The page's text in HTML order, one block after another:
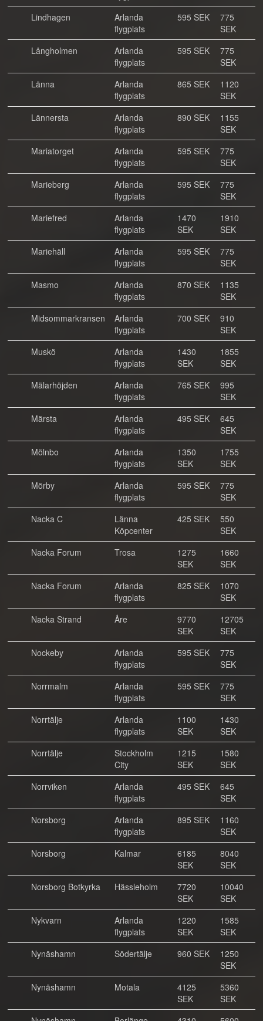
Lindhagen
Arlanda
flygplats
595 SEK
775
SEK
Långholmen
Arlanda
flygplats
595 SEK
775
SEK
Länna
Arlanda
flygplats
865 SEK
1120
SEK
Lännersta
Arlanda
flygplats
890 SEK
1155
SEK
Mariatorget
Arlanda
flygplats
595 SEK
775
SEK
Marieberg
Arlanda
flygplats
595 SEK
775
SEK
Mariefred
Arlanda
flygplats
1470
SEK
1910
SEK
Mariehäll
Arlanda
flygplats
595 SEK
775
SEK
Masmo
Arlanda
flygplats
870 SEK
1135
SEK
Midsommarkransen
Arlanda
flygplats
700 SEK
910
SEK
Muskö
Arlanda
flygplats
1430
SEK
1855
SEK
Mälarhöjden
Arlanda
flygplats
765 SEK
995
SEK
Märsta
Arlanda
flygplats
495 SEK
645
SEK
Mölnbo
Arlanda
flygplats
1350
SEK
1755
SEK
Mörby
Arlanda
flygplats
595 SEK
775
SEK
Nacka C
Länna
Köpcenter
425 SEK
550
SEK
Nacka Forum
Trosa
1275
SEK
1660
SEK
Nacka Forum
Arlanda
flygplats
825 SEK
1070
SEK
Nacka Strand
Åre
9770
SEK
12705
SEK
Nockeby
Arlanda
flygplats
595 SEK
775
SEK
Norrmalm
Arlanda
flygplats
595 SEK
775
SEK
Norrtälje
Arlanda
flygplats
1100
SEK
1430
SEK
Norrtälje
Stockholm
City
1215
SEK
1580
SEK
Norrviken
Arlanda
flygplats
495 SEK
645
SEK
Norsborg
Arlanda
flygplats
895 SEK
1160
SEK
Norsborg
Kalmar
6185
SEK
8040
SEK
Norsborg Botkyrka
Hässleholm
7720
SEK
10040
SEK
Nykvarn
Arlanda
flygplats
1220
SEK
1585
SEK
Nynäshamn
Södertälje 960 SEK
1250
SEK
Nynäshamn
Motala
4125
SEK
5360
SEK